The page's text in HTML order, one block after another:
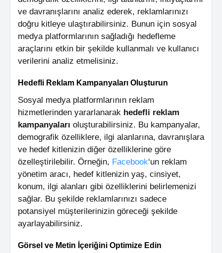
ve davranışlarını analiz ederek, reklamlarınızı
doğru kitleye ulaştırabilirsiniz. Bunun için sosyal
medya platformlarının sağladığı hedefleme
araçlarını etkin bir şekilde kullanmalı ve kullanıcı
verilerini analiz etmelisiniz.
Hedefli Reklam Kampanyaları Oluşturun
Sosyal medya platformlarının reklam
hizmetlerinden yararlanarak hedefli reklam
kampanyaları oluşturabilirsiniz. Bu kampanyalar,
demografik özelliklere, ilgi alanlarına, davranışlara
ve hedef kitlenizin diğer özelliklerine göre
özelleştirilebilir. Örneğin, Facebook‘un reklam
yönetim aracı, hedef kitlenizin yaş, cinsiyet,
konum, ilgi alanları gibi özelliklerini belirlemenizi
sağlar. Bu şekilde reklamlarınızı sadece
potansiyel müşterilerinizin göreceği şekilde
ayarlayabilirsiniz.
Görsel ve Metin İçeriğini Optimize Edin